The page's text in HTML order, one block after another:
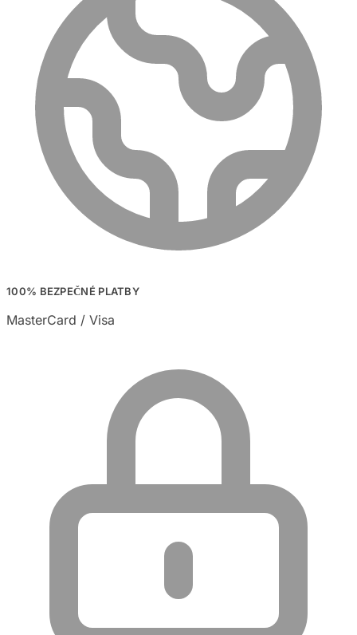
100% BEZPEČNÉ PLATBY
MasterCard / Visa